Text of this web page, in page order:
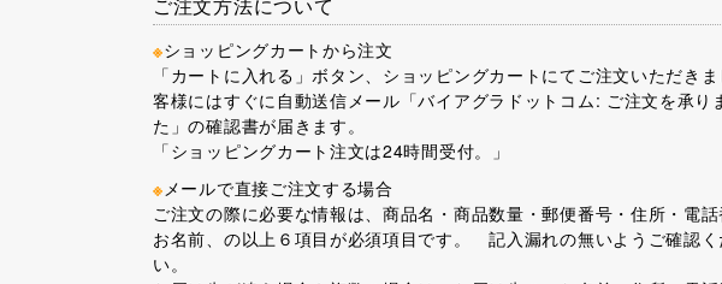
※ショッピングカートから注文
「カートに入れる」ボタン、ショッピングカートにてご注文いただき
客様にはすぐに自動送信メール「バイアグラドットコム: ご注文を承り
た」の確認書が届きます。
「ショッピングカート注文は24時間受付。」
※ メールで直接ご注文する場合
ご注文の際に必要な情報は、商品名・商品数量・郵便番号・住所・電話
お名前、の以上６項目が必須項目です。 記入漏れの無いようご確認く
い。